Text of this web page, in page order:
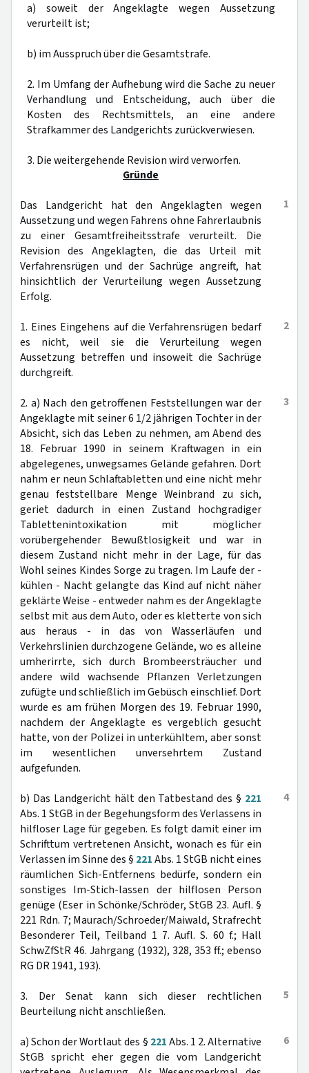
a) soweit der Angeklagte wegen Aussetzung
verurteilt ist;
b) im Ausspruch über die Gesamtstrafe.
2. Im Umfang der Aufhebung wird die Sache zu neuer
Verhandlung und Entscheidung, auch über die
Kosten des Rechtsmittels, an eine andere
Strafkammer des Landgerichts zurückverwiesen.
3. Die weitergehende Revision wird verworfen.
Gründe
1
Das Landgericht hat den Angeklagten wegen
Aussetzung und wegen Fahrens ohne Fahrerlaubnis
zu einer Gesamtfreiheitsstrafe verurteilt. Die
Revision des Angeklagten, die das Urteil mit
Verfahrensrügen und der Sachrüge angreift, hat
hinsichtlich der Verurteilung wegen Aussetzung
Erfolg.
2
1. Eines Eingehens auf die Verfahrensrügen bedarf
es nicht, weil sie die Verurteilung wegen
Aussetzung betreffen und insoweit die Sachrüge
durchgreift.
3
2. a) Nach den getroffenen Feststellungen war der
Angeklagte mit seiner 6 1/2 jährigen Tochter in der
Absicht, sich das Leben zu nehmen, am Abend des
18. Februar 1990 in seinem Kraftwagen in ein
abgelegenes, unwegsames Gelände gefahren. Dort
nahm er neun Schlaftabletten und eine nicht mehr
genau feststellbare Menge Weinbrand zu sich,
geriet dadurch in einen Zustand hochgradiger
Tablettenintoxikation mit möglicher
vorübergehender Bewußtlosigkeit und war in
diesem Zustand nicht mehr in der Lage, für das
Wohl seines Kindes Sorge zu tragen. Im Laufe der -
kühlen - Nacht gelangte das Kind auf nicht näher
geklärte Weise - entweder nahm es der Angeklagte
selbst mit aus dem Auto, oder es kletterte von sich
aus heraus - in das von Wasserläufen und
Verkehrslinien durchzogene Gelände, wo es alleine
umherirrte, sich durch Brombeersträucher und
andere wild wachsende Pflanzen Verletzungen
zufügte und schließlich im Gebüsch einschlief. Dort
wurde es am frühen Morgen des 19. Februar 1990,
nachdem der Angeklagte es vergeblich gesucht
hatte, von der Polizei in unterkühltem, aber sonst
im wesentlichen unversehrtem Zustand
aufgefunden.
4
b) Das Landgericht hält den Tatbestand des § 221
Abs. 1 StGB in der Begehungsform des Verlassens in
hilfloser Lage für gegeben. Es folgt damit einer im
Schrifttum vertretenen Ansicht, wonach es für ein
Verlassen im Sinne des § 221Abs. 1 StGB nicht eines
räumlichen Sich-Entfernens bedürfe, sondern ein
sonstiges Im-Stich-lassen der hilflosen Person
genüge (Eser in Schönke/Schröder, StGB 23. Aufl. §
221 Rdn. 7; Maurach/Schroeder/Maiwald, Strafrecht
Besonderer Teil, Teilband 1 7. Aufl. S. 60 f.; Hall
SchwZfStR 46. Jahrgang (1932), 328, 353 ff.; ebenso
RG DR 1941, 193).
5
3. Der Senat kann sich dieser rechtlichen
Beurteilung nicht anschließen.
6
a) Schon der Wortlaut des § 221Abs. 1 2. Alternative
StGB spricht eher gegen die vom Landgericht